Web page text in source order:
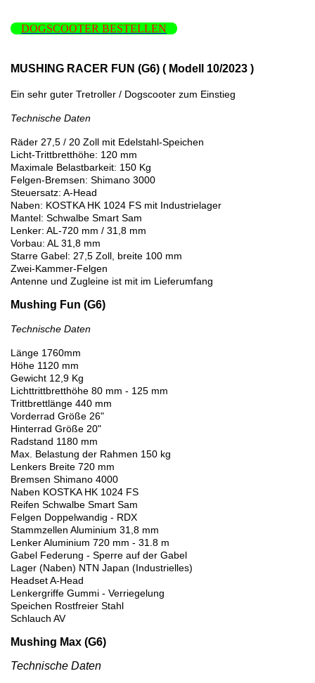
DOGSCOOTER BESTELLEN
MUSHING RACER FUN (G6) ( Modell 10/2023 )
Ein sehr guter Tretroller / Dogscooter zum Einstieg
Technische Daten
Räder 27,5 / 20 Zoll mit Edelstahl-Speichen
Licht-Trittbretthöhe: 120 mm
Maximale Belastbarkeit: 150 Kg
Felgen-Bremsen: Shimano 3000
Steuersatz: A-Head
Naben: KOSTKA HK 1024 FS mit Industrielager
Mantel: Schwalbe Smart Sam
Lenker: AL-720 mm / 31,8 mm
Vorbau: AL 31,8 mm
Starre Gabel: 27,5 Zoll, breite 100 mm
Zwei-Kammer-Felgen
Antenne und Zugleine ist mit im Lieferumfang
Mushing Fun (G6)
Technische Daten
Länge 1760mm
Höhe 1120 mm
Gewicht 12,9 Kg
Lichttrittbretthöhe 80 mm - 125 mm
Trittbrettlänge 440 mm
Vorderrad Größe 26"
Hinterrad Größe 20"
Radstand 1180 mm
Max. Belastung der Rahmen 150 kg
Lenkers Breite 720 mm
Bremsen Shimano 4000
Naben KOSTKA HK 1024 FS
Reifen Schwalbe Smart Sam
Felgen Doppelwandig - RDX
Stammzellen Aluminium 31,8 mm
Lenker Aluminium 720 mm - 31.8 m
Gabel Federung - Sperre auf der Gabel
Lager (Naben) NTN Japan (Industrielles)
Headset A-Head
Lenkergriffe Gummi - Verriegelung
Speichen Rostfreier Stahl
Schlauch AV
Mushing Max (G6)
Technische Daten